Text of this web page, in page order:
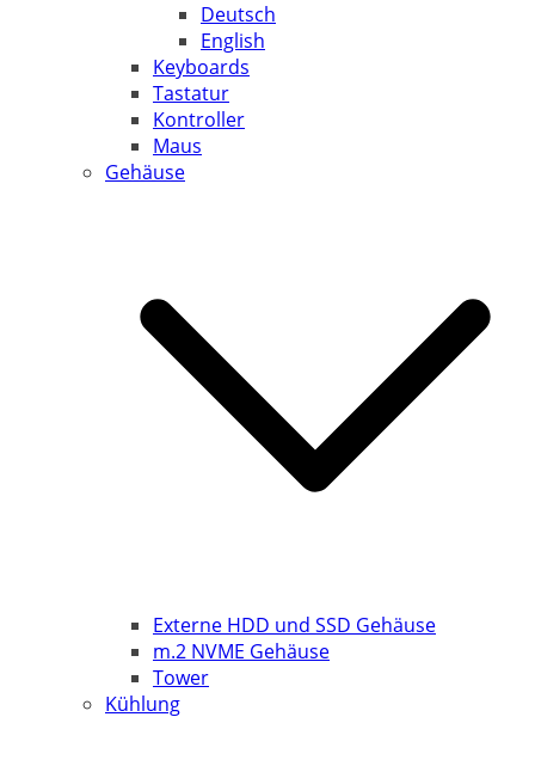
Deutsch
English
Keyboards
Tastatur
Kontroller
Maus
Gehäuse
Externe HDD und SSD Gehäuse
m.2 NVME Gehäuse
Tower
Kühlung